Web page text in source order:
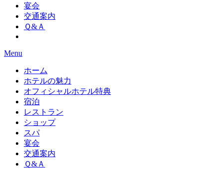
宴会
交通案内
Ｑ&Ａ
Menu
ホーム
ホテルの魅力
オフィシャルホテル特典
宿泊
レストラン
ショップ
スパ
宴会
交通案内
Ｑ&Ａ